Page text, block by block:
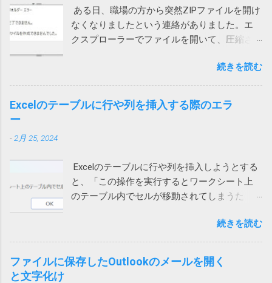
ックはひどいことになっているけれど、個人
向けのノートンライフロックは大丈夫みたい
と思っていたら、こんなことになるとは。 も
う、セキュリティ製品を買うのはやめて、
Windows に最初からついてくる Microsoft
いう余計な問題も起きないし。 2022/9/1 追
しておこうかと思います。 レジストリーとは
Windows や 各種アプリ（ソフト）は設定など
をWindowsが管理するデータベース（ファイ
ベースがレジストリーです。 ソフトをインス
ため、これが壊れるとWindowsやアプリの挙
Teamsを選んでも変更できます） これで、通
話が切れなくなりました。 アプリインストー
ル時に許可を求められたような気がします。
うのでしょう。 Wi-Fiを使うと切れる 別のユー
ザーから問い合わせがあり、上記対策を行っ
ても通話すると切れる状態に。しかも、私か
音声通話ではなく、Teams電話を使って電話
にかけてもらったところ、これは通話ができ
ました。 もしやと思い、iPhoneのWi-Fiをオフ
にして音声通話を試してもらったところ、今
度は通話ができました。どうやら、ユーザー
らTeamsの音声通話にUPnPが必要で、問題の
ある日、職場の方から突然ZIPファイルを開け
なくなりましたという連絡がありました。エ
クスプローラーでファイルを開いて、圧縮さ
と、「展開を完了できません。展開先ファイ
ルを作成できませんでした。」というメッセ
ージが表示され、ファイルの中身が表示され
ません。 7zipからは開くことができるので、
やってみたけれど効果なし。 海外サイトで
Windows cannot complete the extraction. The
destination file could not be created. などで検
暮れつつ、ZIPファイルを右クリックして、
「すべて展開」を選んでみたところ、エラー
コード「0x80004005」が出ました。 それで検
続きを読む
Excelのテーブルに行や列を挿入する際のエラ
ー
- 2月 25, 2024
Excelのテーブルに行や列を挿入しようとする
と、「この操作を実行するとワークシート上
のテーブル内でセルが移動されてしまうた
メッセージが表示され、失敗する時がありま
す。 長年このエラーの原因が不明でしたが、
あるときどうしても解決する必要があって調
べたところ、ようやく原因がわかりました。
続きを読む
ファイルに保存したOutlookのメールを開く
と文字化け